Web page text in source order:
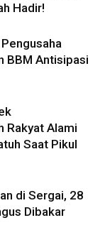
Hadir!
BBM Antisipasi
Rakyat Alami
Saat Pikul
di Sergai, 28
Dibakar